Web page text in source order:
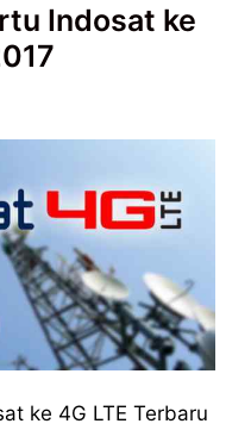
Indosat ke
ke 4G LTE Terbaru